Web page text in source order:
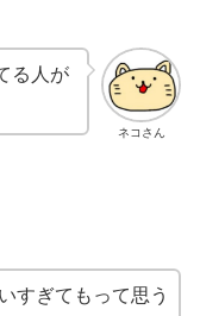
ネコさん
る人が
すぎてもって思う